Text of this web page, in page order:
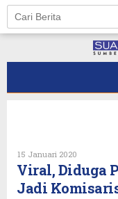
Skip
content
15 Januari 2020
REDAKSI
Viral, Diduga
Jadi